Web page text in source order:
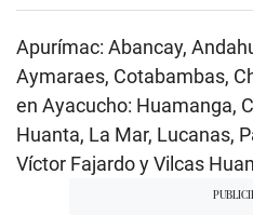
Apurímac: Abancay,
Aymaraes, Cotabambas,
en Ayacucho: Huamanga,
Huanta, La Mar, Lucanas,
Víctor Fajardo y Vilcas